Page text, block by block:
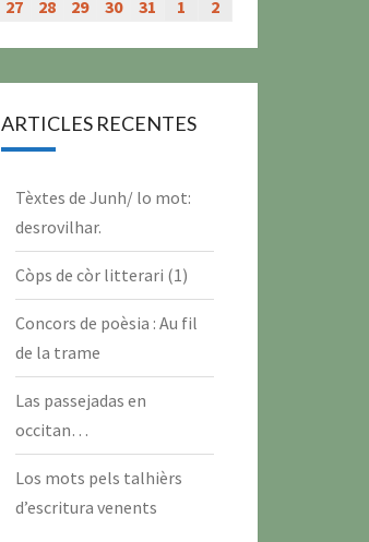
juillet juilletjuilletjuillet juillet juillet
27 2728 282929303031 1 22
ARTICLES RECENTES
Tèxtes de Junh/ lo mot:
desrovilhar.
Còps de còr litterari (1)
Concors de poèsia : Au fil
de la trame
Las passejadas en
occitan…
Los mots pels talhièrs
d’escritura venents